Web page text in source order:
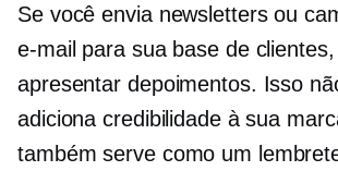
Se você envia newsletters ou
e-mail para sua base de
apresentar depoimentos. Isso
adiciona credibilidade à sua
também serve como um